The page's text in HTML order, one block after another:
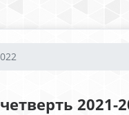
2021-